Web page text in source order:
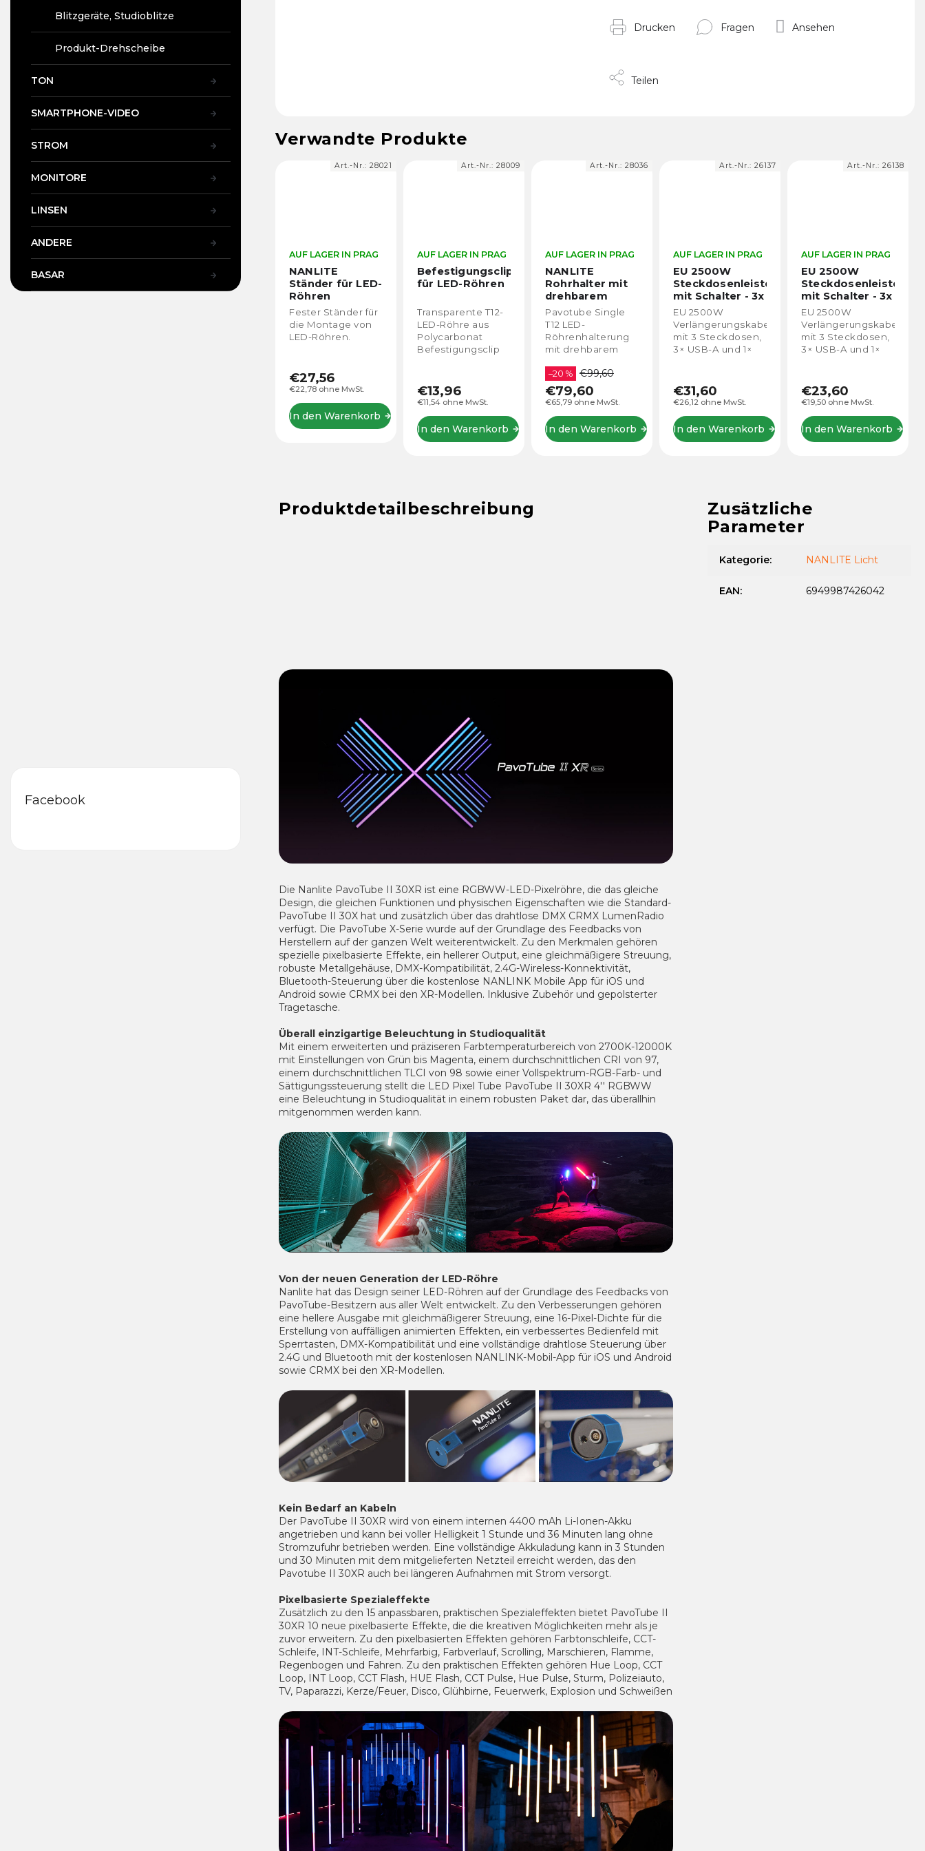
Blitzgeräte, Studioblitze
Produkt-Drehscheibe
TON
SMARTPHONE-VIDEO
STROM
MONITORE
LINSEN
ANDERE
BASAR
Facebook
Drucken Fragen Ansehen
Teilen
Verwandte Produkte
NANLITE
Ständer für LED-
Röhren
AUF LAGER IN PRAG
€22,78 ohne MwSt.
€27,56
In den Warenkorb
Fester Ständer für
die Montage von
LED-Röhren.
Art.-Nr.: 28021
Befestigungsclip
für LED-Röhren
AUF LAGER IN PRAG
€11,54 ohne MwSt.
€13,96
In den Warenkorb
Transparente T12-
LED-Röhre aus
Polycarbonat
Befestigungsclip
Art.-Nr.: 28009
NANLITE
Rohrhalter mit
drehbarem
Kugelgelenk
AUF LAGER IN PRAG
€65,79 ohne MwSt.
–20 % €99,60
€79,60
In den Warenkorb
Pavotube Single
T12 LED-
Röhrenhalterung
mit drehbarem
5/8in Baby Pin. Für
die Aufnahme
eines Pavotube
ausgelegt.
Art.-Nr.: 28036
EU 2500W
Steckdosenleiste
mit Schalter - 3x
Steckdose, 3x
USB-A, 1x USB-C
(10 m)
AUF LAGER IN PRAG
€26,12 ohne MwSt.
€31,60
In den Warenkorb
EU 2500W
Verlängerungskabel
mit 3 Steckdosen,
3× USB-A und 1×
und gleichzeitiges
Aufladen mehrerer
im Büro oder am...
Art.-Nr.: 26137
EU 2500W
Steckdosenleiste
mit Schalter - 3x
Steckdose, 3x
USB-A, 1x USB-C
(5 m)
AUF LAGER IN PRAG
€19,50 ohne MwSt.
€23,60
In den Warenkorb
EU 2500W
Verlängerungskabel
mit 3 Steckdosen,
3× USB-A und 1×
und gleichzeitiges
Aufladen mehrerer
im Büro oder am...
Art.-Nr.: 26138
Produktdetailbeschreibung
Die Nanlite PavoTube II 30XR ist eine RGBWW-LED-Pixelröhre, die das gleiche
Design, die gleichen Funktionen und physischen Eigenschaften wie die Standard-
PavoTube II 30X hat und zusätzlich über das drahtlose DMX CRMX LumenRadio
verfügt. Die PavoTube X-Serie wurde auf der Grundlage des Feedbacks von
Herstellern auf der ganzen Welt weiterentwickelt. Zu den Merkmalen gehören
spezielle pixelbasierte Effekte, ein hellerer Output, eine gleichmäßigere Streuung,
robuste Metallgehäuse, DMX-Kompatibilität, 2.4G-Wireless-Konnektivität,
Bluetooth-Steuerung über die kostenlose NANLINK Mobile App für iOS und
Android sowie CRMX bei den XR-Modellen. Inklusive Zubehör und gepolsterter
Tragetasche.
Überall einzigartige Beleuchtung in Studioqualität
Mit einem erweiterten und präziseren Farbtemperaturbereich von 2700K-12000K
mit Einstellungen von Grün bis Magenta, einem durchschnittlichen CRI von 97,
einem durchschnittlichen TLCI von 98 sowie einer Vollspektrum-RGB-Farb- und
Sättigungssteuerung stellt die LED Pixel Tube PavoTube II 30XR 4'' RGBWW
eine Beleuchtung in Studioqualität in einem robusten Paket dar, das überallhin
mitgenommen werden kann.
Von der neuen Generation der LED-Röhre
Nanlite hat das Design seiner LED-Röhren auf der Grundlage des Feedbacks von
PavoTube-Besitzern aus aller Welt entwickelt. Zu den Verbesserungen gehören
eine hellere Ausgabe mit gleichmäßigerer Streuung, eine 16-Pixel-Dichte für die
Erstellung von auffälligen animierten Effekten, ein verbessertes Bedienfeld mit
Sperrtasten, DMX-Kompatibilität und eine vollständige drahtlose Steuerung über
2.4G und Bluetooth mit der kostenlosen NANLINK-Mobil-App für iOS und Android
sowie CRMX bei den XR-Modellen.
Kein Bedarf an Kabeln
Der PavoTube II 30XR wird von einem internen 4400 mAh Li-Ionen-Akku
angetrieben und kann bei voller Helligkeit 1 Stunde und 36 Minuten lang ohne
Stromzufuhr betrieben werden. Eine vollständige Akkuladung kann in 3 Stunden
und 30 Minuten mit dem mitgelieferten Netzteil erreicht werden, das den
Pavotube II 30XR auch bei längeren Aufnahmen mit Strom versorgt.
Pixelbasierte Spezialeffekte
Zusätzlich zu den 15 anpassbaren, praktischen Spezialeffekten bietet PavoTube II
30XR 10 neue pixelbasierte Effekte, die die kreativen Möglichkeiten mehr als je
zuvor erweitern. Zu den pixelbasierten Effekten gehören Farbtonschleife, CCT-
Schleife, INT-Schleife, Mehrfarbig, Farbverlauf, Scrolling, Marschieren, Flamme,
Regenbogen und Fahren. Zu den praktischen Effekten gehören Hue Loop, CCT
Loop, INT Loop, CCT Flash, HUE Flash, CCT Pulse, Hue Pulse, Sturm, Polizeiauto,
TV, Paparazzi, Kerze/Feuer, Disco, Glühbirne, Feuerwerk, Explosion und Schweißen
Zusätzliche
Parameter
Kategorie: NANLITE Licht
EAN: 6949987426042